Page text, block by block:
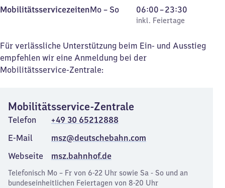
MobilitätsservicezeitenMontag
Mo – So,
inkl. Feiertage
06:00–23:30
Von
6
bis
23
inkl. Feiertage
Für verlässliche Unterstützung beim Ein- und Ausstieg
empfehlen wir eine Anmeldung bei der
Mobilitätsservice-Zentrale:
Mobilitätsservice-Zentrale
Telefon
+49 30 65212888
E-Mail
msz@deutschebahn.com
Webseite
msz.bahnhof.de
Telefonisch Mo – Fr von 6-22 Uhr sowie Sa - So und an
bundeseinheitlichen Feiertagen von 8-20 Uhr